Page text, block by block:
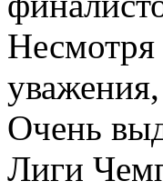
Несмотря
Очень
Лиги